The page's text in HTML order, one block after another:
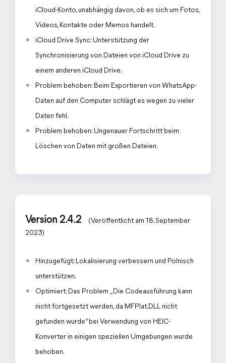
iCloud-Konto, unabhängig davon, ob es sich um Fotos,
Videos, Kontakte oder Memos handelt.
iCloud Drive Sync: Unterstützung der
Synchronisierung von Dateien von iCloud Drive zu
einem anderen iCloud Drive.
Problem behoben: Beim Exportieren von WhatsApp-
Daten auf den Computer schlägt es wegen zu vieler
Daten fehl.
Problem behoben: Ungenauer Fortschritt beim
Löschen von Daten mit großen Dateien.
Version 2.4.2
(Veröffentlicht am 18. September
2023)
Hinzugefügt: Lokalisierung verbessern und Polnisch
unterstützen.
Optimiert: Das Problem „Die Codeausführung kann
nicht fortgesetzt werden, da MFPlat.DLL nicht
gefunden wurde“ bei Verwendung von HEIC-
Konverter in einigen speziellen Umgebungen wurde
behoben.